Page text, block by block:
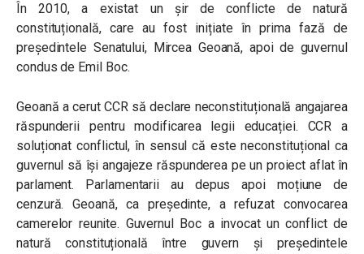
În 2010, a existat un șir de conflicte de natură
constituțională, care au fost inițiate în prima fază de
președintele Senatului, Mircea Geoană, apoi de guvernul
condus de Emil Boc.
Geoană a cerut CCR să declare neconstituțională angajarea
răspunderii pentru modificarea legii educației. CCR a
soluționat conflictul, în sensul că este neconstituțional ca
guvernul să își angajeze răspunderea pe un proiect aflat în
parlament. Parlamentarii au depus apoi moțiune de
cenzură. Geoană, ca președinte, a refuzat convocarea
camerelor reunite. Guvernul Boc a invocat un conflict de
natură constituțională între guvern și președintele